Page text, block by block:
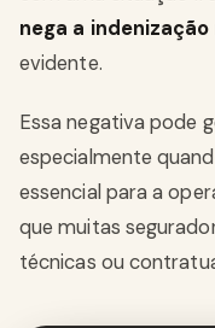
nega a indenização
evidente.
Essa negativa pode
especialmente
essencial para a
que muitas
técnicas ou